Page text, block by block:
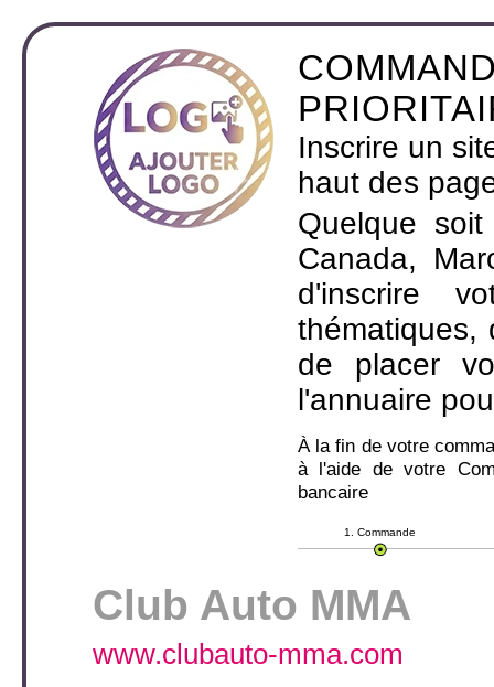
Inscrire un
haut des
Quelque
Canada,
d'inscrire
thématiques,
de placer
l'annuaire
À la fin de votre
à l'aide de votre
bancaire
1. Commande
Club Auto MMA
www.clubauto-mma.com